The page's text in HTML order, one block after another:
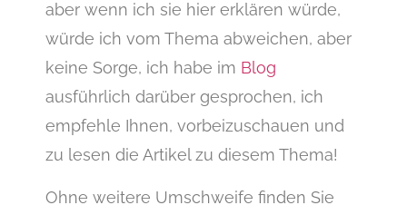
aber wenn ich sie hier erklären würde,
würde ich vom Thema abweichen, aber
keine Sorge, ich habe im Blog
ausführlich darüber gesprochen, ich
empfehle Ihnen, vorbeizuschauen und
zu lesen die Artikel zu diesem Thema!
Ohne weitere Umschweife finden Sie